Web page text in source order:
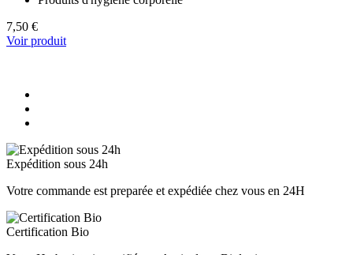
7,50 €
Voir produit
Expédition sous 24h
Votre commande est preparée et expédiée chez vous en 24H
Certification Bio